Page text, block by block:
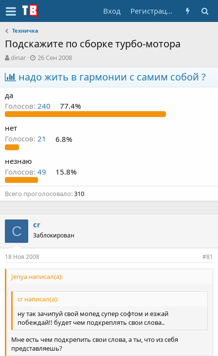
Вход Регистрация
Техничка
Подскажите по сборке турбо-мотора
А
в
т
о
р
т
е
м
ы
dinar
Д
а
т
а
ч
а
а
26 Сен 2008
надо жить в гармонии с самим собой ?
да
Голосов: 240 77.4%
нет
Голосов: 21 6.8%
незнаю
Голосов: 49 15.8%
Всего проголосовало 310
C cr
Заблокирован
18 Ноя 2008 #81
Jenya написал(а):
cr написал(а):
ну так зачипуй свой мопед супер софтом и езжай
побеждай!! будет чем подкреплять свои слова..
Мне есть чем подкрепить свои слова, а ты, что из себя
представляешь?